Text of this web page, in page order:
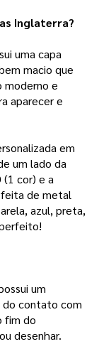
Inglaterra?
uma capa
macio que
e
aparecer e
em
um lado da
(1 cor) e a
feita de metal
azul, preta,
um
do contato com
fim do
ou desenhar.